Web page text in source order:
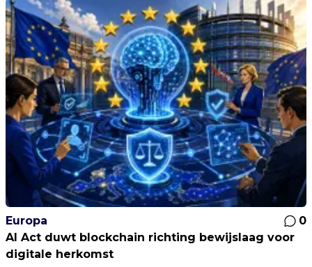
Europa
0
AI Act duwt blockchain richting bewijslaag voor
digitale herkomst